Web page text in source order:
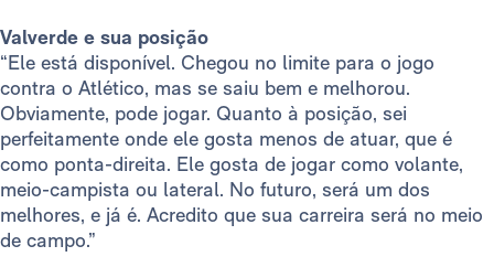
Valverde e sua posição
“Ele está disponível. Chegou no limite para o jogo
contra o Atlético, mas se saiu bem e melhorou.
Obviamente, pode jogar. Quanto à posição, sei
perfeitamente onde ele gosta menos de atuar, que é
como ponta-direita. Ele gosta de jogar como volante,
meio-campista ou lateral. No futuro, será um dos
melhores, e já é. Acredito que sua carreira será no meio
de campo.”